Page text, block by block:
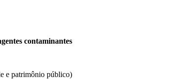
contaminantes
e patrimônio público)